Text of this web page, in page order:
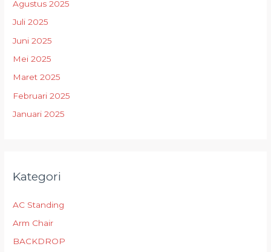
Agustus 2025
Juli 2025
Juni 2025
Mei 2025
Maret 2025
Februari 2025
Januari 2025
Kategori
AC Standing
Arm Chair
BACKDROP